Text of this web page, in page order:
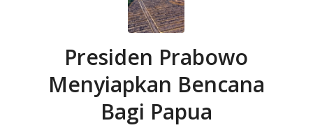
Presiden Prabowo
Menyiapkan Bencana
Bagi Papua